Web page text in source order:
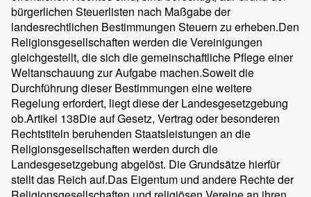
bürgerlichen Steuerlisten nach Maßgabe der
landesrechtlichen Bestimmungen Steuern zu erheben.Den
Religionsgesellschaften werden die Vereinigungen
gleichgestellt, die sich die gemeinschaftliche Pflege einer
Weltanschauung zur Aufgabe machen.Soweit die
Durchführung dieser Bestimmungen eine weitere
Regelung erfordert, liegt diese der Landesgesetzgebung
ob.Artikel 138Die auf Gesetz, Vertrag oder besonderen
Rechtstiteln beruhenden Staatsleistungen an die
Religionsgesellschaften werden durch die
Landesgesetzgebung abgelöst. Die Grundsätze hierfür
stellt das Reich auf.Das Eigentum und andere Rechte der